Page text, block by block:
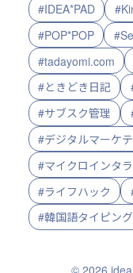
#IDEA*PAD
#POP*POP
#tadayomi.com
#ときどき日記
#サブスク管理
#デジタルマーケ
#マイクロインタ
#ライフハック
#韓国語タイピング
© 2026